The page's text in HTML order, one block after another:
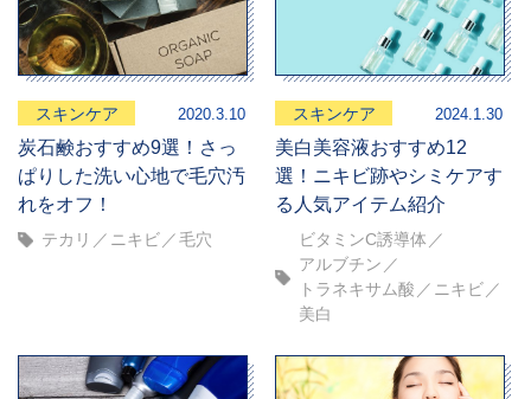
スキンケア 2020.3.10
炭石鹸おすすめ9選！さっ
ぱりした洗い心地で毛穴汚
れをオフ！
テカリ ニキビ 毛穴
スキンケア 2024.1.30
美白美容液おすすめ12
選！ニキビ跡やシミケアす
る人気アイテム紹介
ビタミンC誘導体
アルブチン
トラネキサム酸
ニキビ
美白